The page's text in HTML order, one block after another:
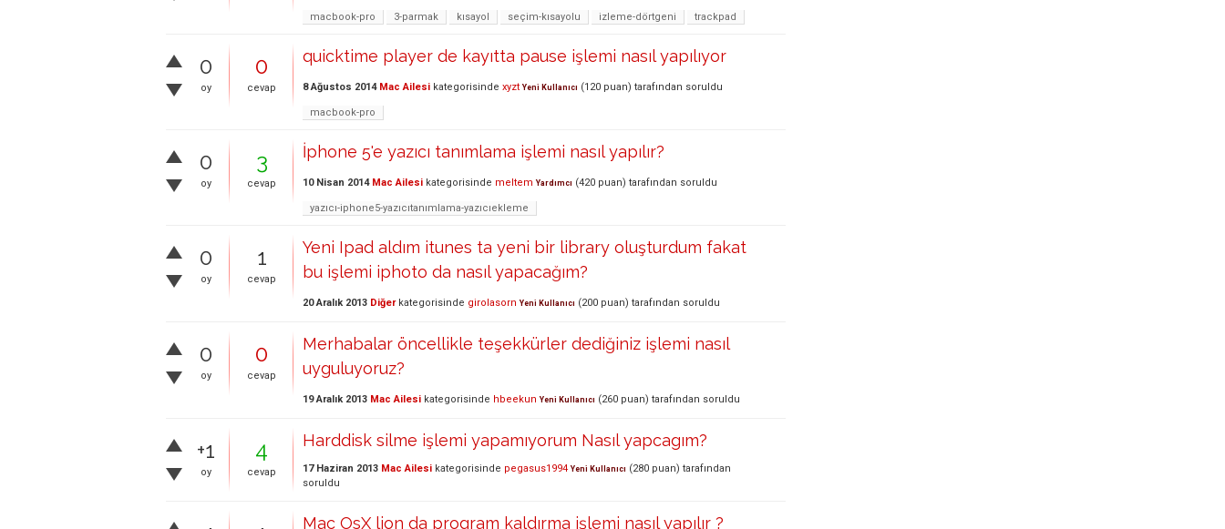
macbook-pro 3-parmak kısayol seçim-kısayolu izleme-dörtgeni trackpad
0
oy
0
cevap
quicktime player de kayıtta pause işlemi nasıl yapılıyor
8 Ağustos 2014 Mac Ailesi kategorisinde xyzt Yeni Kullanıcı (120 puan) tarafından soruldu
macbook-pro
0
oy
3
cevap
İphone 5'e yazıcı tanımlama işlemi nasıl yapılır?
10 Nisan 2014 Mac Ailesi kategorisinde meltem Yardımcı (420 puan) tarafından soruldu
yazıcı-iphone5-yazıcıtanımlama-yazıcıekleme
0
oy
1
cevap
Yeni Ipad aldım itunes ta yeni bir library oluşturdum fakat
bu işlemi iphoto da nasıl yapacağım?
20 Aralık 2013 Diğerkategorisinde girolasorn Yeni Kullanıcı (200 puan) tarafından soruldu
0
oy
0
cevap
Merhabalar öncellikle teşekkürler dediğiniz işlemi nasıl
uyguluyoruz?
19 Aralık 2013 Mac Ailesi kategorisinde hbeekun Yeni Kullanıcı (260 puan) tarafından soruldu
+1
oy
4
cevap
Harddisk silme işlemi yapamıyorum Nasıl yapcagım?
17 Haziran 2013 Mac Ailesi kategorisinde pegasus1994 Yeni Kullanıcı (280 puan) tarafından
soruldu
Mac OsX lion da program kaldırma işlemi nasıl yapılır ?